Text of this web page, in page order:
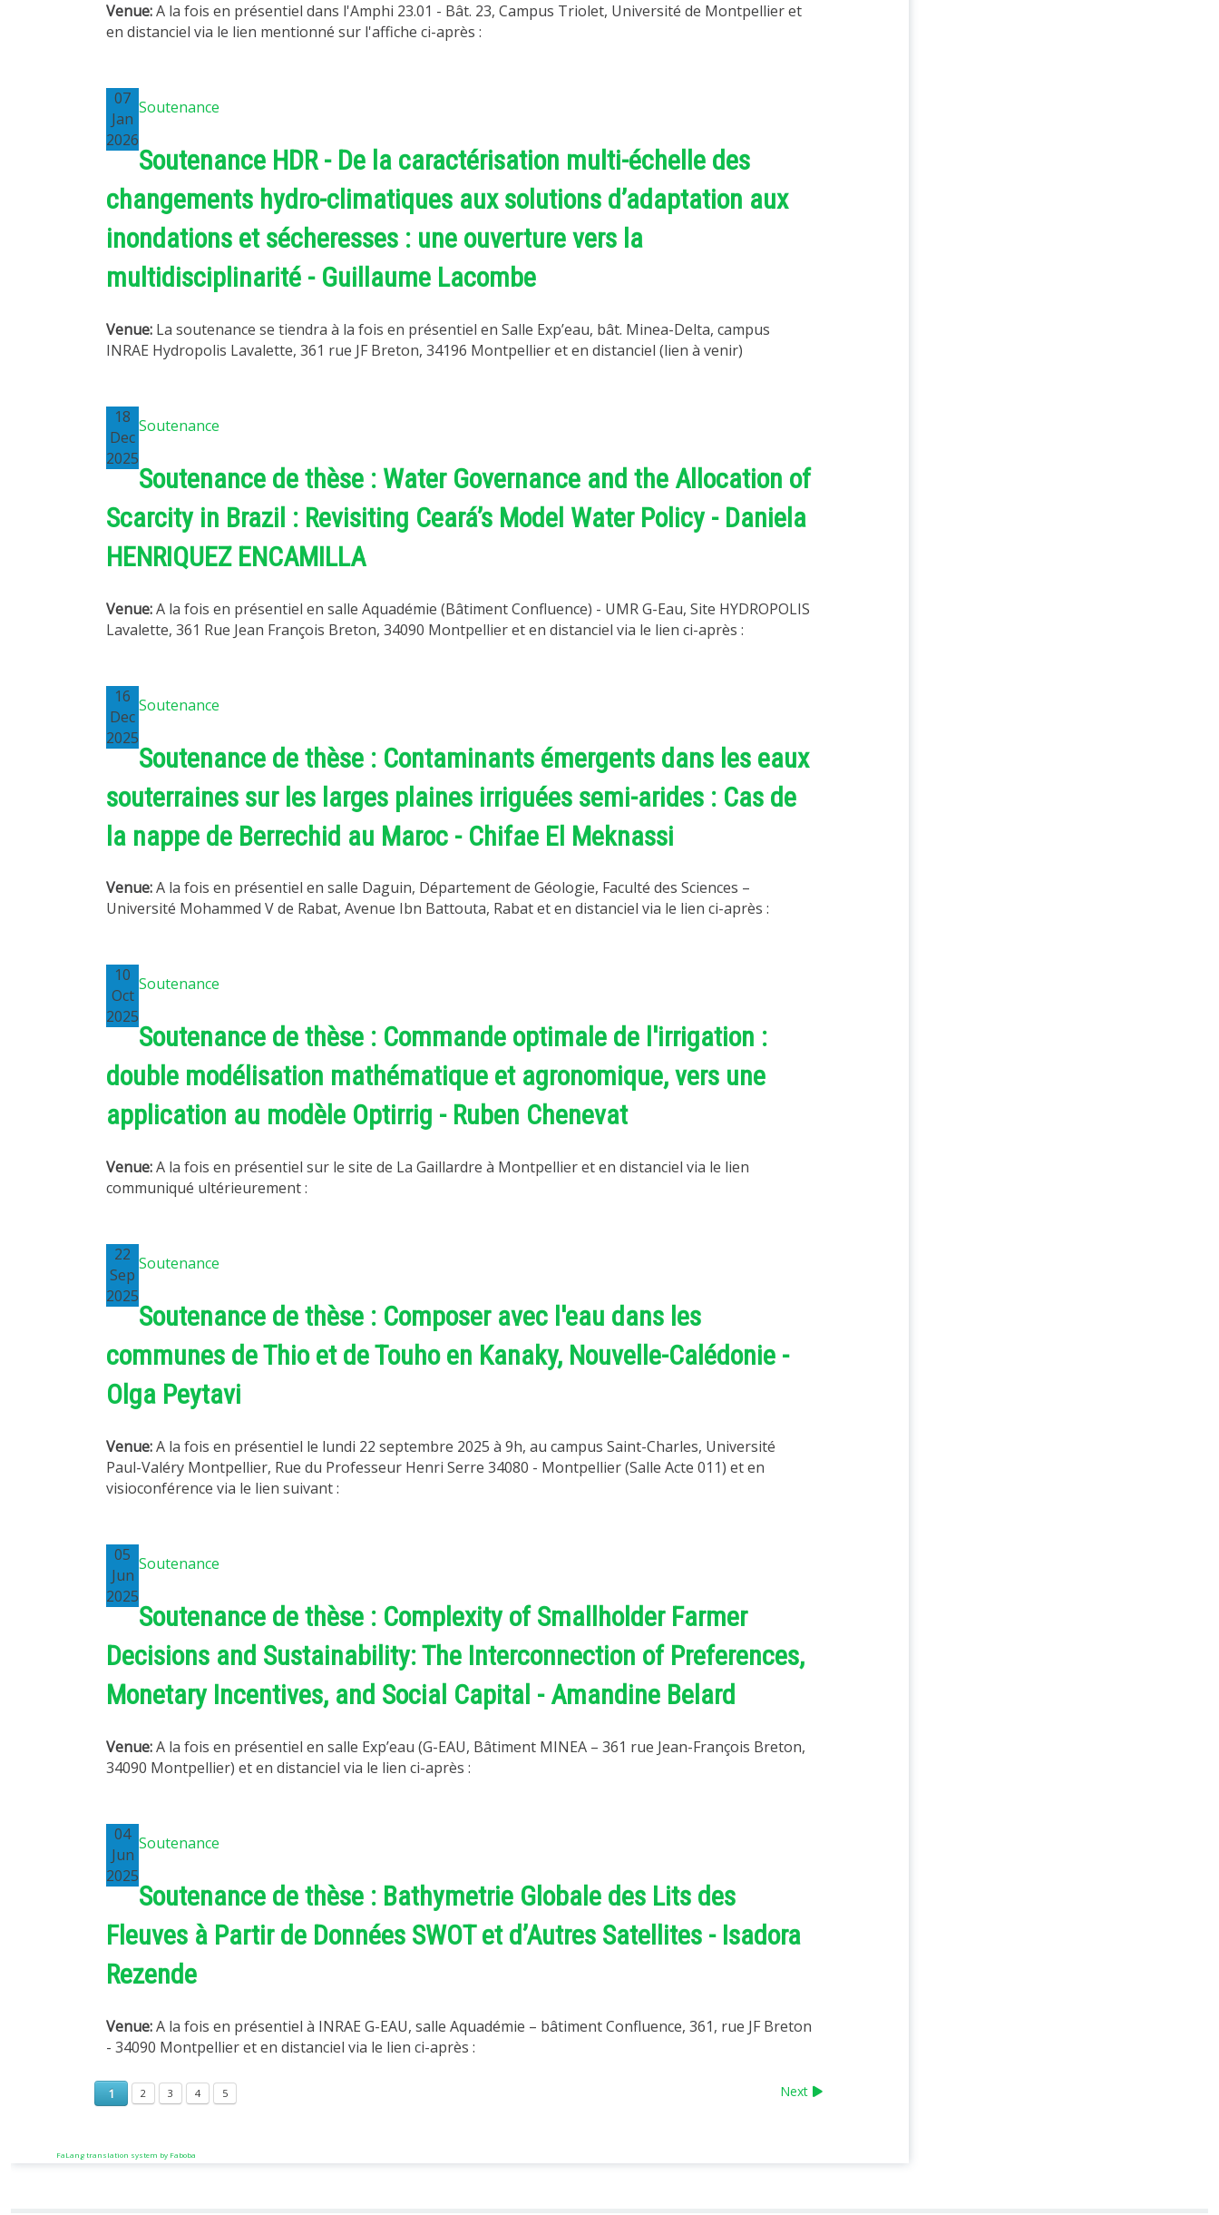
Venue:A la fois en présentiel dans l'Amphi 23.01 - Bât. 23, Campus Triolet, Université de Montpellier et
en distanciel via le lien mentionné sur l'affiche ci-après :
07
Jan
2026
Soutenance
Soutenance HDR - De la caractérisation multi-échelle des
changements hydro-climatiques aux solutions d’adaptation aux
inondations et sécheresses : une ouverture vers la
multidisciplinarité - Guillaume Lacombe
Venue: La soutenance se tiendra à la fois en présentiel en Salle Exp’eau, bât. Minea-Delta, campus
INRAE Hydropolis Lavalette, 361 rue JF Breton, 34196 Montpellier et en distanciel (lien à venir)
18
Dec
2025
Soutenance
Soutenance de thèse : Water Governance and the Allocation of
Scarcity in Brazil : Revisiting Ceará’s Model Water Policy - Daniela
HENRIQUEZ ENCAMILLA
Venue:A la fois en présentiel en salle Aquadémie (Bâtiment Confluence) - UMR G-Eau, Site HYDROPOLIS
Lavalette, 361 Rue Jean François Breton, 34090 Montpellier et en distanciel via le lien ci-après :
16
Dec
2025
Soutenance
Soutenance de thèse : Contaminants émergents dans les eaux
souterraines sur les larges plaines irriguées semi-arides : Cas de
la nappe de Berrechid au Maroc - Chifae El Meknassi
Venue:A la fois en présentiel en salle Daguin, Département de Géologie, Faculté des Sciences –
Université Mohammed V de Rabat, Avenue Ibn Battouta, Rabat et en distanciel via le lien ci-après :
10
Oct
2025
Soutenance
Soutenance de thèse : Commande optimale de l'irrigation :
double modélisation mathématique et agronomique, vers une
application au modèle Optirrig - Ruben Chenevat
Venue:A la fois en présentiel sur le site de La Gaillardre à Montpellier et en distanciel via le lien
communiqué ultérieurement :
22
Sep
2025
Soutenance
Soutenance de thèse : Composer avec l'eau dans les
communes de Thio et de Touho en Kanaky, Nouvelle-Calédonie -
Olga Peytavi
Venue:A la fois en présentiel le lundi 22 septembre 2025 à 9h, au campus Saint-Charles, Université
Paul-Valéry Montpellier, Rue du Professeur Henri Serre 34080 - Montpellier (Salle Acte 011) et en
visioconférence via le lien suivant :
05
Jun
2025
Soutenance
Soutenance de thèse : Complexity of Smallholder Farmer
Decisions and Sustainability: The Interconnection of Preferences,
Monetary Incentives, and Social Capital - Amandine Belard
Venue:A la fois en présentiel en salle Exp’eau (G-EAU, Bâtiment MINEA – 361 rue Jean-François Breton,
34090 Montpellier) et en distanciel via le lien ci-après :
04
Jun
2025
Soutenance
Soutenance de thèse : Bathymetrie Globale des Lits des
Fleuves à Partir de Données SWOT et d’Autres Satellites - Isadora
Rezende
Venue:A la fois en présentiel à INRAE G-EAU, salle Aquadémie – bâtiment Confluence, 361, rue JF Breton
- 34090 Montpellier et en distanciel via le lien ci-après :
1 2 3 4 5 Next
FaLang translation system by Faboba